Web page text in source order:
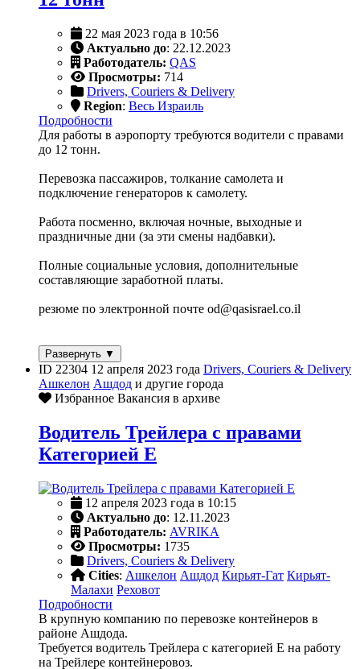
22 мая 2023 года в 10:56
Актуально до: 22.12.2023
Работодатель: QAS
Просмотры: 714
Drivers, Couriers & Delivery
Region: Весь Израиль
Подробности
Для работы в аэропорту требуются водители с правами
до 12 тонн.
Перевозка пассажиров, толкание самолета и
подключение генераторов к самолету.
Работа посменно, включая ночные, выходные и
праздничные дни (за эти смены надбавки).
Полные социальные условия, дополнительные
составляющие заработной платы.
резюме по электронной почте od@qasisrael.co.il
Развернуть ▼
ID 22304 12 апреля 2023 года Drivers, Couriers & Delivery
Ашкелон Ашдод и другие города
Избранное Вакансия в архиве
Водитель Трейлера с правами
Категорией Е
12 апреля 2023 года в 10:15
Актуально до: 12.11.2023
Работодатель: AVRIKA
Просмотры: 1735
Drivers, Couriers & Delivery
Cities: Ашкелон Ашдод Кирьят-Гат Кирьят-
Малахи Реховот
Подробности
В крупную компанию по перевозке контейнеров в
районе Ашдода.
Требуется водитель Трейлера с категорией Е на работу
на Трейлере контейнеровоз.